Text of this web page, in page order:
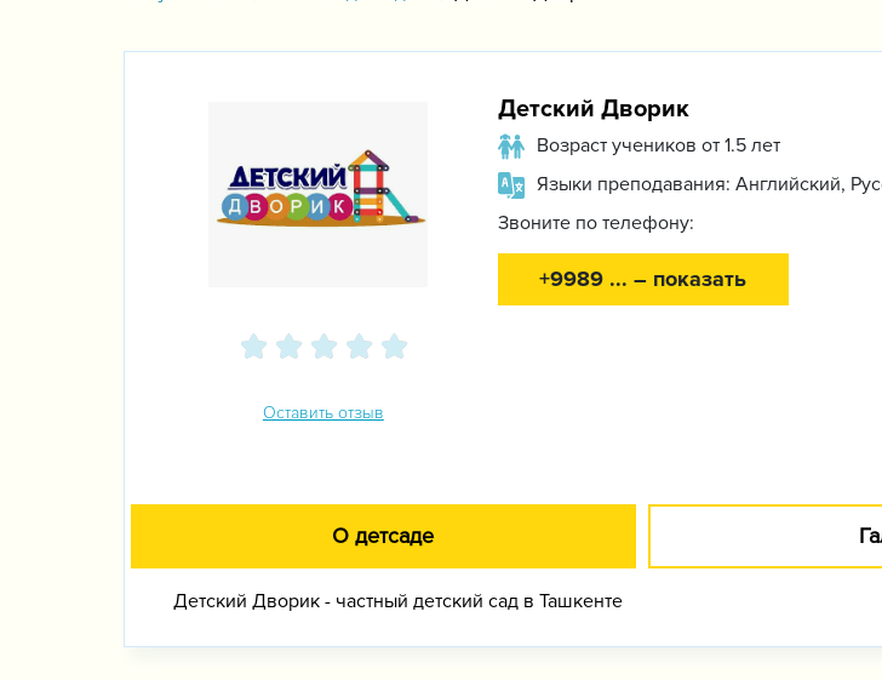
Оставить отзыв
Детский Дворик
Возраст учеников от 1.5 лет
Языки преподавания: Английский,
Звоните по телефону:
+9989 ... – показать
О детсаде
Детский Дворик - частный детский сад в Ташкенте